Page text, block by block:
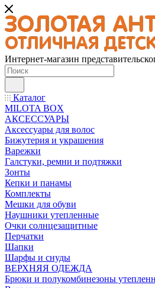
Интернет-магазин
Каталог
MILOTA BOX
АКСЕССУАРЫ
Аксессуары для волос
Бижутерия и украшения
Варежки
Галстуки, ремни и подтяжки
Зонты
Кепки и панамы
Комплекты
Мешки для обуви
Наушники утепленные
Очки солнцезащитные
Перчатки
Шапки
Шарфы и снуды
ВЕРХНЯЯ ОДЕЖДА
Брюки и полукомбинезоны